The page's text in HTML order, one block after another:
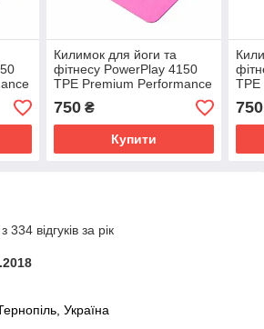
Килимок для йоги та
фітнесу PowerPlay 4150
TPE Premium Performance
Mat Рожевий (183x61x0.6
см.)
750₴
Купити
TPE
750
відгуків за рік
Україна